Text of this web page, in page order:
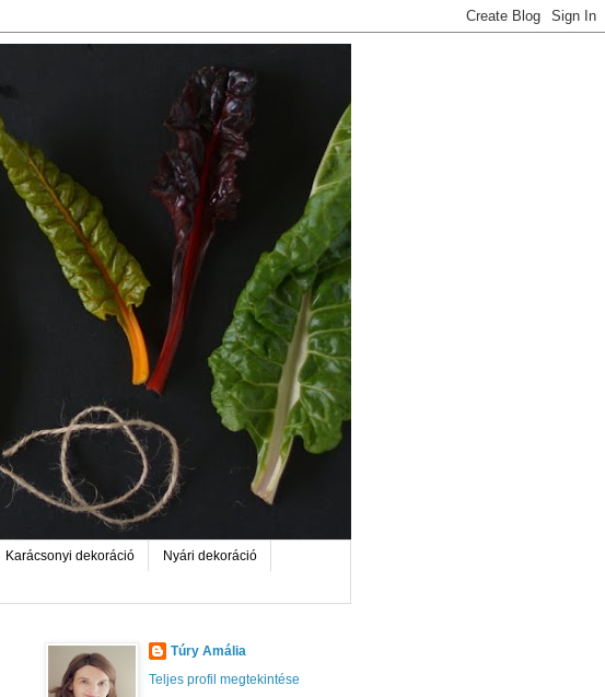
Karácsonyi dekoráció Nyári dekoráció
Túry Amália
Teljes profil megtekintése